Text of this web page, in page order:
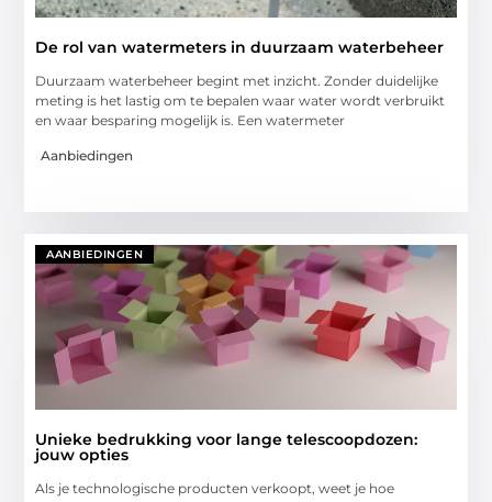
De rol van watermeters in duurzaam waterbeheer
Duurzaam waterbeheer begint met inzicht. Zonder duidelijke
meting is het lastig om te bepalen waar water wordt verbruikt
en waar besparing mogelijk is. Een watermeter
Aanbiedingen
AANBIEDINGEN
Unieke bedrukking voor lange telescoopdozen:
jouw opties
Als je technologische producten verkoopt, weet je hoe